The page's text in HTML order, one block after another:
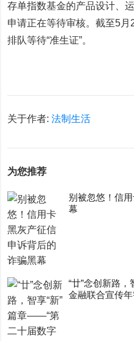
存单指数基金的产品设计、
申请正在等待审核。截至5
排队等待“准生证”。
关于作者:法制生活
为您推荐
别被忽悠！信
幕
“廿”念创新路
金融联合宣传